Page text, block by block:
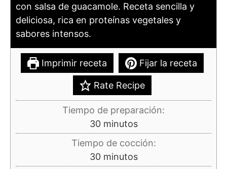
con salsa de guacamole. Receta sencilla y
deliciosa, rica en proteínas vegetales y
sabores intensos.
Imprimir receta Fijar la receta
Rate Recipe
Tiempo de preparación:
30minutos
minutos
Tiempo de cocción:
30minutos
minutos